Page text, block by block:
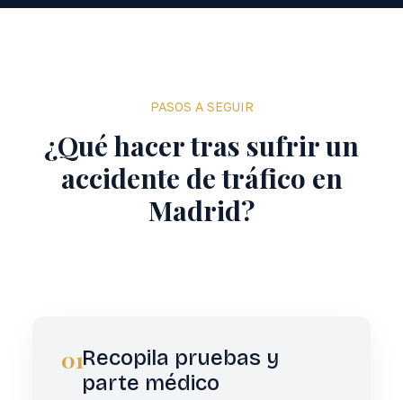
PASOS A SEGUIR
¿Qué hacer tras sufrir un
accidente de tráfico en
Madrid?
01Recopila pruebas y
parte médico